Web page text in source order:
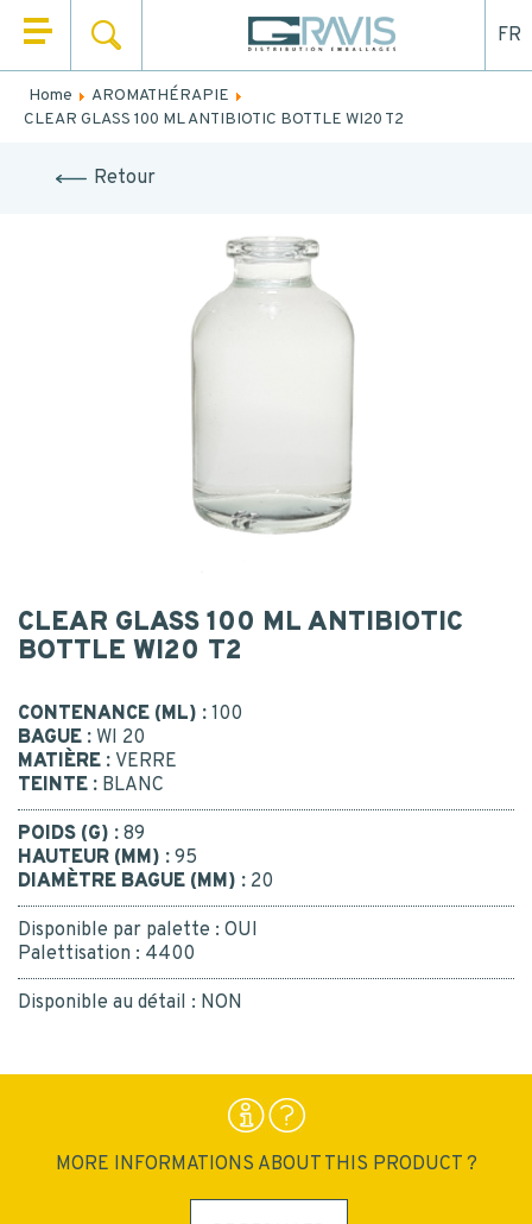
HOME
WHO ARE WE
OUR MARKETS
OUR SERVICES
CONTACT
CONTACT US
Or call us : 02 41 96 90 10
FR
Home
AROMATHÉRAPIE
CLEAR GLASS 100 ML ANTIBIOTIC BOTTLE WI20 T2
Retour
CLEAR GLASS 100 ML ANTIBIOTIC
BOTTLE WI20 T2
CONTENANCE (ML) : 100
BAGUE : WI 20
MATIÈRE : VERRE
TEINTE : BLANC
POIDS (G) : 89
HAUTEUR (MM) : 95
DIAMÈTRE BAGUE (MM) : 20
Disponible par palette : OUI
Palettisation : 4400
Disponible au détail : NON
MORE INFORMATIONS ABOUT THIS PRODUCT ?
Fill out the form below to be recalled or contacted by
mail.
NAME
MESSAGE
I consent to the collection, processing, use of my
personal data.*
Yes
*
SUBMIT